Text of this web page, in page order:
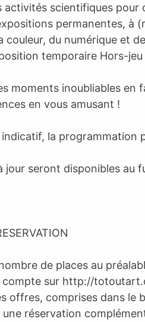
activités scientifiques pour
permanentes, à
couleur, du numérique et
temporaire Hors-
moments inoubliables en
en vous amusant !
la programmation
jour seront disponibles au
de places au
compte sur http://
offres, comprises dans le
réservation